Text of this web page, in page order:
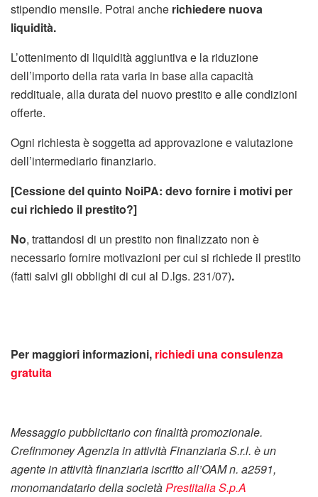
stipendio mensile. Potrai anche richiedere nuova
liquidità.
L’ottenimento di liquidità aggiuntiva e la riduzione
dell’importo della rata varia in base alla capacità
reddituale, alla durata del nuovo prestito e alle condizioni
offerte.
Ogni richiesta è soggetta ad approvazione e valutazione
dell’intermediario finanziario.
[Cessione del quinto NoiPA: devo fornire i motivi per
cui richiedo il prestito?]
No, trattandosi di un prestito non finalizzato non è
necessario fornire motivazioni per cui si richiede il prestito
(fatti salvi gli obblighi di cui al D.lgs. 231/07).
Per maggiori informazioni, richiedi una consulenza
gratuita
Messaggio pubblicitario con finalità promozionale.
Crefinmoney Agenzia in attività Finanziaria S.r.l. è un
agente in attività finanziaria iscritto all’OAM n. a2591,
monomandatario della societàPrestitalia S.p.A